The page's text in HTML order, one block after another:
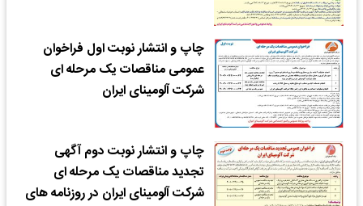
چاپ و انتشار نوبت اول فراخوان
عمومی مناقصات یک مرحله ای
شرکت آلومینای ایران
چاپ و انتشار نوبت دوم آگهی
تجدید مناقصات یک مرحله ای
شرکت آلومینای ایران در روزنامه های